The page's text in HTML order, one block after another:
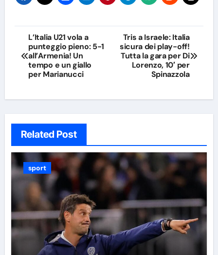
Navigazione
articoli
L’Italia U21 vola a
punteggio pieno: 5-1
all’Armenia! Un
tempo e un giallo
per Marianucci
Tris a Israele: Italia
sicura dei play-off!
Tutta la gara per Di
Lorenzo, 10′ per
Spinazzola
Related Post
sport